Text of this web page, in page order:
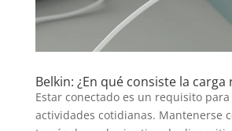
Belkin: ¿En qué consiste la carga
Estar conectado es un requisito
actividades cotidianas. Mantenerse